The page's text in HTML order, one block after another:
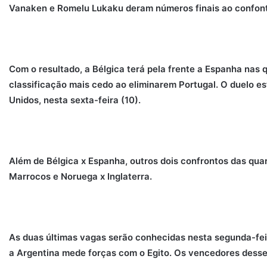
Vanaken e Romelu Lukaku deram números finais ao
Com o resultado, a Bélgica terá pela frente a Espanha nas
classificação mais cedo ao eliminarem Portugal. O duelo
Unidos, nesta sexta-feira (10).
Além de Bélgica x Espanha, outros dois confrontos das
Marrocos e Noruega x Inglaterra.
As duas últimas vagas serão conhecidas nesta segunda-
a Argentina mede forças com o Egito. Os vencedores